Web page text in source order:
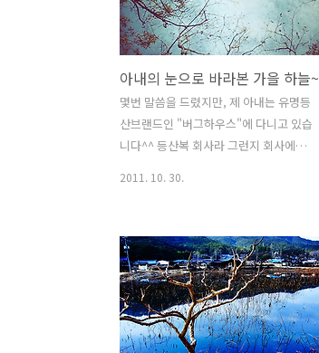
아내의 눈으로 바라본 가을 하늘~
몇번 말씀을 드렸지만, 제 아내는 유명등
산브랜드인 "버그하우스"에 다니고 있습
니다^^ 등산복 회사라 그런지 회사에서
나! 너무 느낌이 좋아서, 아이폰 배경화면
으로도 해 놓고, 포토샵인 아이폰으로 보
정해서 이렇게 블로그에도 한번 올려봅니
다. 좀 날씨가 쌀쌀해지긴 했지만, 가을은
가을 맞지요?^^ 잎파리가 어느덧 많이 떨
어져 버린 나무들이지만, 가을 하늘과 함
2011. 10. 30.